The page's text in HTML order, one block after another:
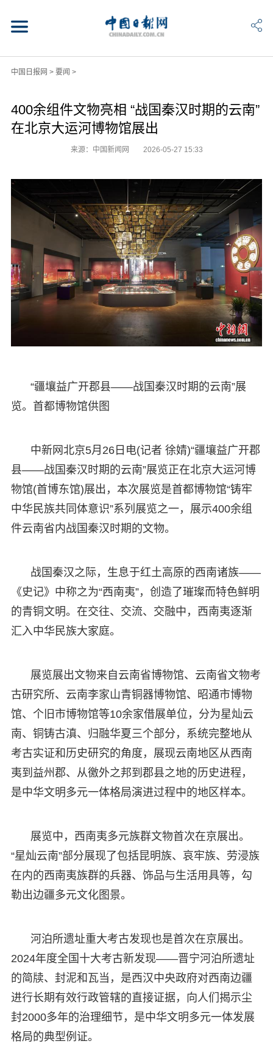
中国日报网 > 要闻 >
400余组件文物亮相 “战国秦汉时期的云南”
在北京大运河博物馆展出
来源：中国新闻网 2026-05-27 15:33
“疆壤益广开郡县——战国秦汉时期的云南”展
览。首都博物馆供图
中新网北京5月26日电(记者 徐婧)“疆壤益广开郡
县——战国秦汉时期的云南”展览正在北京大运河博
物馆(首博东馆)展出，本次展览是首都博物馆“铸牢
中华民族共同体意识”系列展览之一，展示400余组
件云南省内战国秦汉时期的文物。
战国秦汉之际，生息于红土高原的西南诸族——
《史记》中称之为“西南夷”，创造了璀璨而特色鲜明
的青铜文明。在交往、交流、交融中，西南夷逐渐
汇入中华民族大家庭。
展览展出文物来自云南省博物馆、云南省文物考
古研究所、云南李家山青铜器博物馆、昭通市博物
馆、个旧市博物馆等10余家借展单位，分为星灿云
南、铜铸古滇、归融华夏三个部分，系统完整地从
考古实证和历史研究的角度，展现云南地区从西南
夷到益州郡、从徼外之邦到郡县之地的历史进程，
是中华文明多元一体格局演进过程中的地区样本。
展览中，西南夷多元族群文物首次在京展出。
“星灿云南”部分展现了包括昆明族、哀牢族、劳浸族
在内的西南夷族群的兵器、饰品与生活用具等，勾
勒出边疆多元文化图景。
河泊所遗址重大考古发现也是首次在京展出。
2024年度全国十大考古新发现——晋宁河泊所遗址
的简牍、封泥和瓦当，是西汉中央政府对西南边疆
进行长期有效行政管辖的直接证据，向人们揭示尘
封2000多年的治理细节，是中华文明多元一体发展
格局的典型例证。